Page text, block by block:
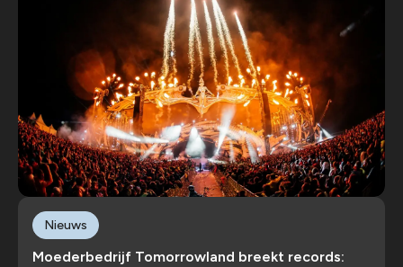
Moederbedrijf Tomorrowland breekt records:
Nieuws